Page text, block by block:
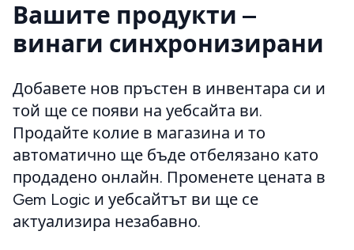
Вашите продукти –
винаги синхронизирани
Добавете нов пръстен в инвентара си и
той ще се появи на уебсайта ви.
Продайте колие в магазина и то
автоматично ще бъде отбелязано като
продадено онлайн. Променете цената в
Gem Logic и уебсайтът ви ще се
актуализира незабавно.